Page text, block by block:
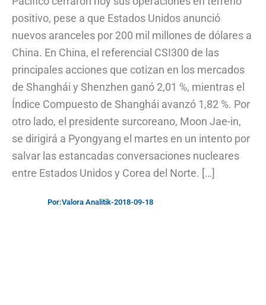
positivo, pese a que Estados Unidos anunció
nuevos aranceles por 200 mil millones de dólares a
China. En China, el referencial CSI300 de las
principales acciones que cotizan en los mercados
de Shanghái y Shenzhen ganó 2,01 %, mientras el
Índice Compuesto de Shanghái avanzó 1,82 %. Por
otro lado, el presidente surcoreano, Moon Jae-in,
se dirigirá a Pyongyang el martes en un intento por
salvar las estancadas conversaciones nucleares
entre Estados Unidos y Corea del Norte. […]
Por:Valora Analitik-2018-09-18